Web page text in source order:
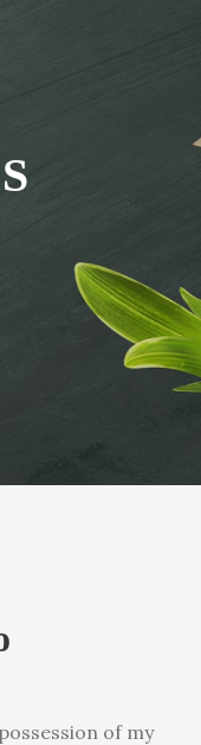
of my